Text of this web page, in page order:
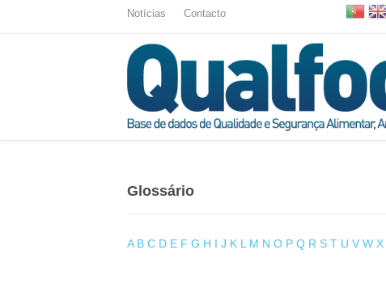
Notícias Contacto
Glossário
A B C D E F G H I J K L M N O P Q R S T U V W X